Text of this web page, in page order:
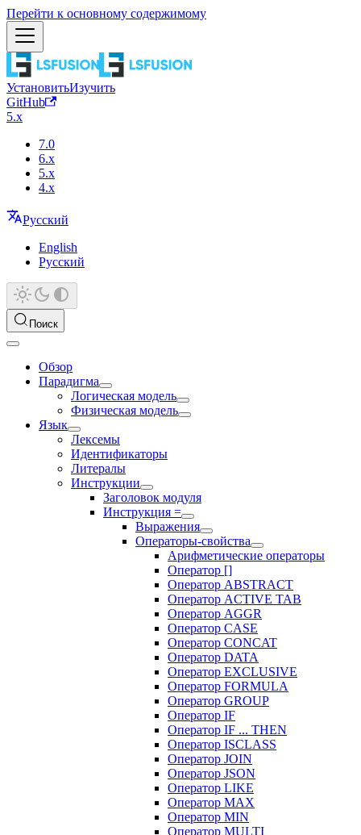
Перейти к основному содержимому
УстановитьИзучить
GitHub
5.x
7.0
6.x
5.x
4.x
Русский
English
Русский
Поиск
Обзор
Парадигма
Логическая модель
Физическая модель
Язык
Лексемы
Идентификаторы
Литералы
Инструкции
Заголовок модуля
Инструкция =
Выражения
Операторы-свойства
Арифметические операторы
Оператор []
Оператор ABSTRACT
Оператор ACTIVE TAB
Оператор AGGR
Оператор CASE
Оператор CONCAT
Оператор DATA
Оператор EXCLUSIVE
Оператор FORMULA
Оператор GROUP
Оператор IF
Оператор IF ... THEN
Оператор ISCLASS
Оператор JOIN
Оператор JSON
Оператор LIKE
Оператор MAX
Оператор MIN
Оператор MULTI